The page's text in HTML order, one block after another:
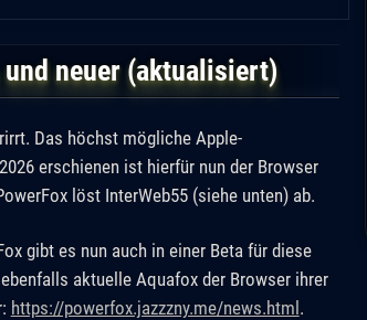
und neuer (aktualisiert)
Das höchst mögliche Apple-
erschienen ist hierfür nun der Browser
löst InterWeb55 (siehe unten) ab.
gibt es nun auch in einer Beta für diese
aktuelle Aquafox der Browser ihrer
https://powerfox.jazzzny.me/news.html.